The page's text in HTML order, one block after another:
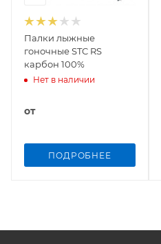
Палки лыжные
гоночные STC RS
карбон 100%
Нет в наличии
от
ПОДРОБНЕЕ